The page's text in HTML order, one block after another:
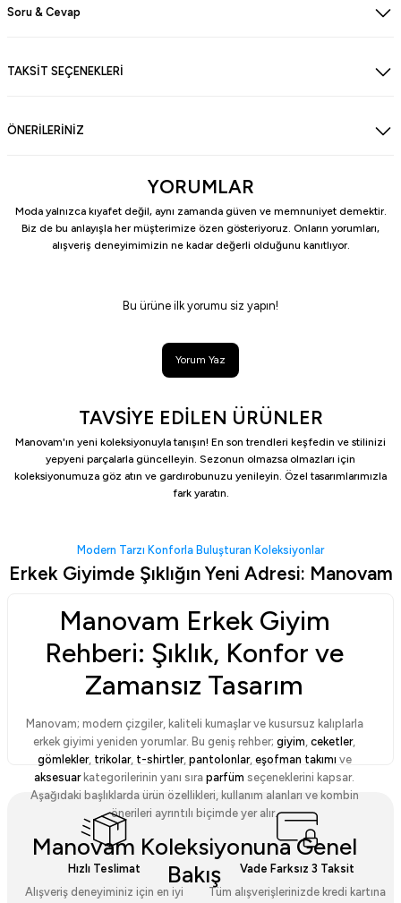
Soru & Cevap
TAKSİT SEÇENEKLERİ
ÖNERİLERİNİZ
YORUMLAR
Moda yalnızca kıyafet değil, aynı zamanda güven ve memnuniyet demektir.
Biz de bu anlayışla her müşterimize özen gösteriyoruz. Onların yorumları,
alışveriş deneyimimizin ne kadar değerli olduğunu kanıtlıyor.
Bu ürüne ilk yorumu siz yapın!
Yorum Yaz
TAVSİYE EDİLEN ÜRÜNLER
Manovam'ın yeni koleksiyonuyla tanışın! En son trendleri keşfedin ve stilinizi
yepyeni parçalarla güncelleyin. Sezonun olmazsa olmazları için
koleksiyonumuza göz atın ve gardırobunuzu yenileyin. Özel tasarımlarımızla
fark yaratın.
Oldmano 100 Ml Parfüm
1.699,00 TL
Oldmâno ve Darkovam 100 Ml Parfüm Seti
2.299,00 TL
Hediye Kutusu
119,00 TL
Modern Tarzı Konforla Buluşturan Koleksiyonlar
Erkek Giyimde Şıklığın Yeni Adresi: Manovam
Manovam Erkek Giyim
Rehberi: Şıklık, Konfor ve
Zamansız Tasarım
Manovam; modern çizgiler, kaliteli kumaşlar ve kusursuz kalıplarla
erkek giyimi yeniden yorumlar. Bu geniş rehber; giyim, ceketler,
gömlekler, trikolar, t-shirtler, pantolonlar, eşofman takımı ve
aksesuarkategorilerinin yanı sıra parfüm seçeneklerini kapsar.
Aşağıdaki başlıklarda ürün özellikleri, kullanım alanları ve kombin
önerileri ayrıntılı biçimde yer alır.
Manovam Koleksiyonuna Genel
Bakış
Hızlı Teslimat
Alışveriş deneyiminiz için en iyi
Vade Farksız 3 Taksit
Tüm alışverişlerinizde kredi kartına